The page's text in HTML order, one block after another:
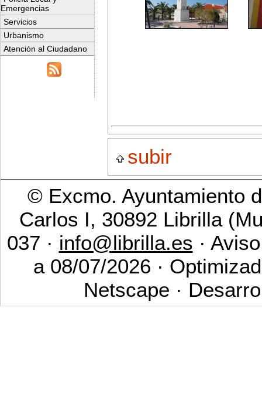
Emergencias
Servicios
Urbanismo
Atención al Ciudadano
subir
© Excmo. Ayuntamiento
Carlos I, 30892 Librilla
037 · info@librilla.es ·
a 08/07/2026 ·
Netscape ·